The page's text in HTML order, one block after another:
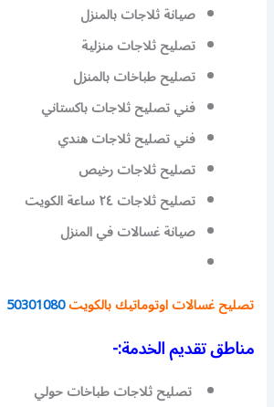
صيانة ثلاجات بالمنزل
تصليح ثلاجات منزلية
تصليح طباخات بالمنزل
فني تصليح ثلاجات باكستاني
فني تصليح ثلاجات هندي
تصليح ثلاجات رخيص
تصليح ثلاجات ٢٤ ساعة الكويت
صيانة غسالات في المنزل
تصليح غسالات اوتوماتيك بالكويت50301080
مناطق تقديم الخدمة:-
تصليح ثلاجات طباخات حولي